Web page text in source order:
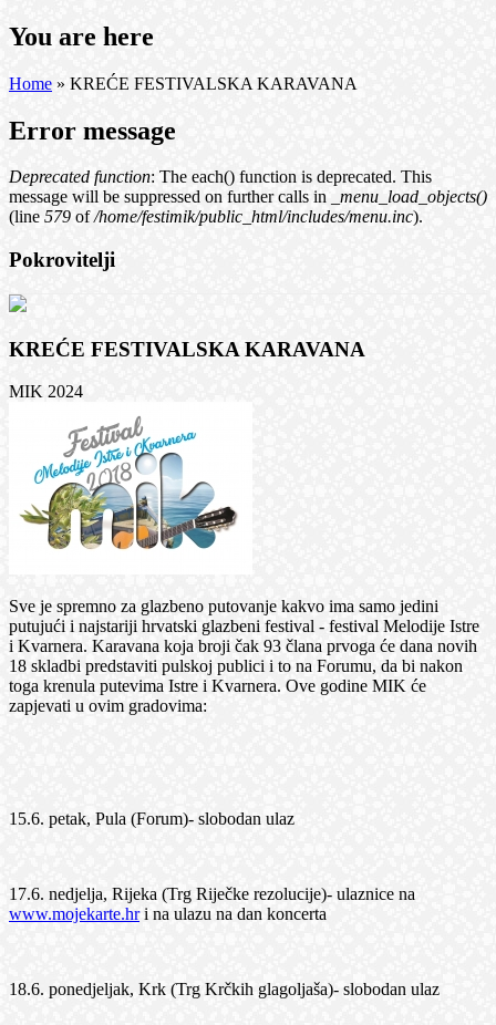
You are here
Home » KREĆE FESTIVALSKA KARAVANA
Error message
Deprecated function: The each() function is deprecated. This
message will be suppressed on further calls in
_menu_load_objects()
(line 579 of/home/festimik/public_html/includes/menu.inc).
Pokrovitelji
KREĆE FESTIVALSKA KARAVANA
MIK 2024
Sve je spremno za glazbeno putovanje kakvo ima samo jedini
putujući i najstariji hrvatski glazbeni festival - festival Melodije Istre
i Kvarnera. Karavana koja broji čak 93 člana prvoga će dana novih
18 skladbi predstaviti pulskoj publici i to na Forumu, da bi nakon
toga krenula putevima Istre i Kvarnera. Ove godine MIK će
zapjevati u ovim gradovima:
15.6. petak, Pula (Forum)- slobodan ulaz
17.6. nedjelja, Rijeka (Trg Riječke rezolucije)- ulaznice na
www.mojekarte.hri na ulazu na dan koncerta
18.6. ponedjeljak, Krk (Trg Krčkih glagoljaša)- slobodan ulaz